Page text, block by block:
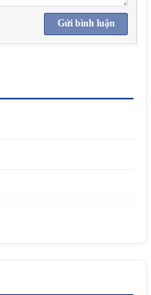
Gửi bình luận